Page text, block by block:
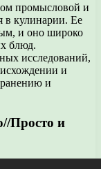
промысловой и
в кулинарии. Ее
и оно широко
блюд.
исследований,
и
и
Просто и